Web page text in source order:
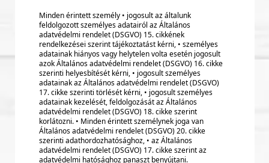
Minden érintett személy • jogosult az általunk
feldolgozott személyes adatairól az Általános
adatvédelmi rendelet (DSGVO) 15. cikkének
rendelkezései szerint tájékoztatást kérni, • személyes
adatainak hiányos vagy helytelen volta esetén jogosult
azok Általános adatvédelmi rendelet (DSGVO) 16. cikke
szerinti helyesbítését kérni, • jogosult személyes
adatainak az Általános adatvédelmi rendelet (DSGVO)
17. cikke szerinti törlését kérni, • jogosult személyes
adatainak kezelését, feldolgozását az Általános
adatvédelmi rendelet (DSGVO) 18. cikke szerint
korlátozni. • Minden érintett személynek joga van
Általános adatvédelmi rendelet (DSGVO) 20. cikke
szerinti adathordozhatósághoz, • az Általános
adatvédelmi rendelet (DSGVO) 17. cikke szerint az
adatvédelmi hatósághoz panaszt benyújtani.